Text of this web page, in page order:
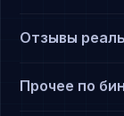
Отзывы
Прочее по